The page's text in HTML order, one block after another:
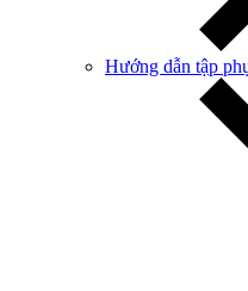
Hướng dẫn tập